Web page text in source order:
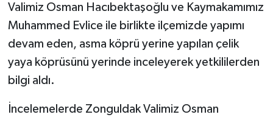
Valimiz Osman Hacıbektaşoğlu ve Kaymakamımız
Muhammed Evlice ile birlikte ilçemizde yapımı
devam eden, asma köprü yerine yapılan çelik
yaya köprüsünü yerinde inceleyerek yetkililerden
bilgi aldı.
İncelemelerde Zonguldak Valimiz Osman